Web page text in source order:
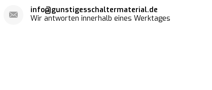
info@gunstigesschaltermaterial.de
Wir antworten innerhalb eines Werktages